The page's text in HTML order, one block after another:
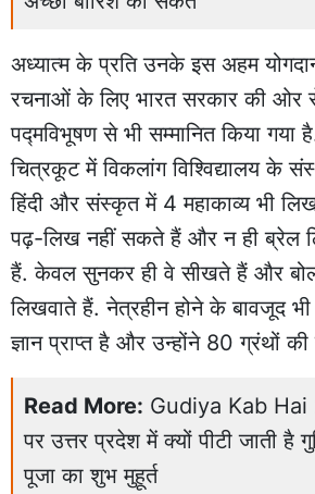
अध्यात्म के प्रति उनके इस अहम
रचनाओं के लिए भारत सरकार की ओर
पद्मविभूषण से भी सम्मानित किया गया
चित्रकूट में विकलांग विश्विद्यालय के
हिंदी और संस्कृत में 4 महाकाव्य भी
पढ़-लिख नहीं सकते हैं और न ही ब्रेल
हैं. केवल सुनकर ही वे सीखते हैं और
लिखवाते हैं. नेत्रहीन होने के बावजूद
ज्ञान प्राप्त है और उन्होंने 80 ग्रंथों
Read More: Gudiya Kab Hai
पर उत्तर प्रदेश में क्यों पीटी जाती है
पूजा का शुभ मुहूर्त